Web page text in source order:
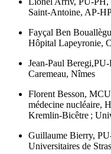
Saint-Antoine, AP-
Fayçal Ben
Hôpital Lapeyronie,
Jean-Paul Beregi,PU-
Caremeau, Nîmes
Florent Besson,
médecine nucléaire,
Kremlin-Bicêtre ;
Guillaume Bierry,
Universitaires de